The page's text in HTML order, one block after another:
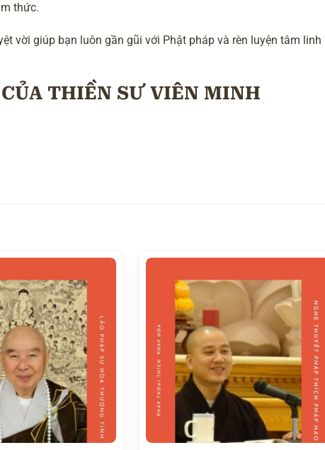
thức.
vời giúp bạn luôn gần gũi với Phật pháp và rèn luyện tâm
THIỀN SƯ VIÊN MINH